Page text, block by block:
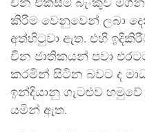
චීන එක්සීම් බැංකුව මගින්
කිරීම වෙනුවෙන් ලබා
අත්හිටුවා ඇත. එහි
චීන ජාතිකයන් පවා
කරමින් සිටින බවට ද
ඉන්දියානු ගැටළුව
යමින් ඇත.